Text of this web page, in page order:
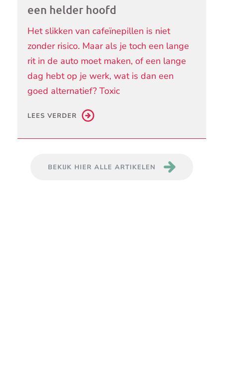
een helder hoofd
Het slikken van cafeïnepillen is niet
zonder risico. Maar als je toch een lange
rit in de auto moet maken, of een lange
dag hebt op je werk, wat is dan een
goed alternatief? Toxic
LEES VERDER
BEKIJK HIER ALLE ARTIKELEN